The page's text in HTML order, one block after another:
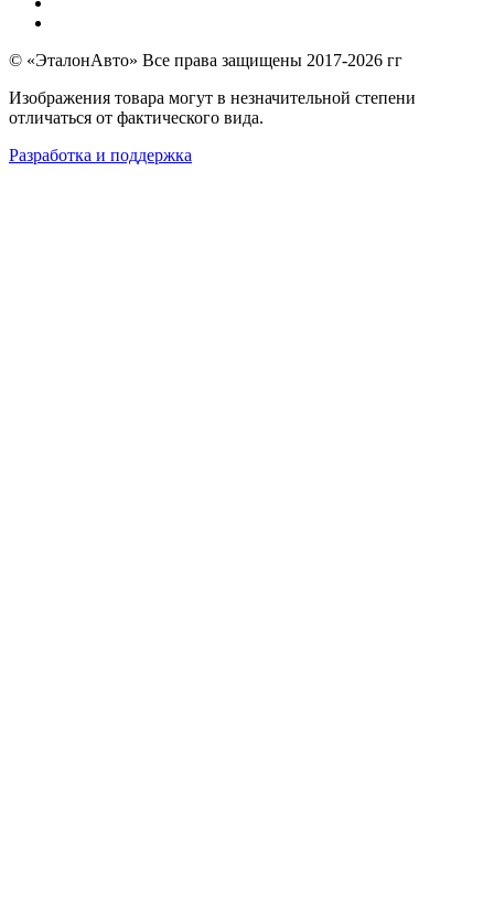
© «ЭталонАвто» Все права защищены 2017-2026 гг
Изображения товара могут в незначительной степени
отличаться от фактического вида.
Разработка и поддержка